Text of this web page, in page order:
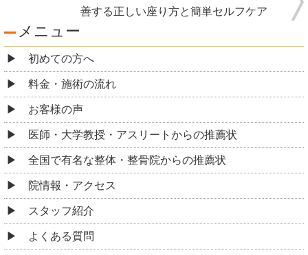
善する正しい座り方と簡単セルフケア
メニュー
初めての方へ
料金・施術の流れ
お客様の声
医師・大学教授・アスリートからの推薦状
全国で有名な整体・整骨院からの推薦状
院情報・アクセス
スタッフ紹介
よくある質問